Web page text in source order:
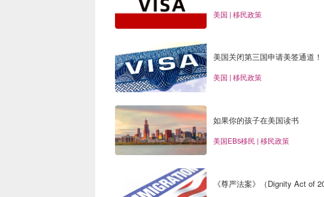
美国 | 移民政策
美国关闭第三国申请美签通道！
美国 | 移民政策
如果你的孩子在美国读书
美国EB5移民 | 移民政策
《尊严法案》（Dignity Act of